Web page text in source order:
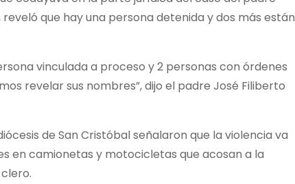
que hay una persona detenida y dos más están
vinculada a proceso y 2 personas con órdenes
revelar sus nombres”, dijo el padre José Filiberto
de San Cristóbal señalaron que la violencia va
en camionetas y motocicletas que acosan a la